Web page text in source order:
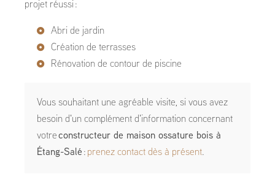
projet réussi :
Abri de jardin
Création de terrasses
Rénovation de contour de piscine
Vous souhaitant une agréable visite, si vous avez
besoin d'un complément d'information concernant
votre constructeur de maison ossature bois à
Étang-Salé : prenez contact dès à présent.